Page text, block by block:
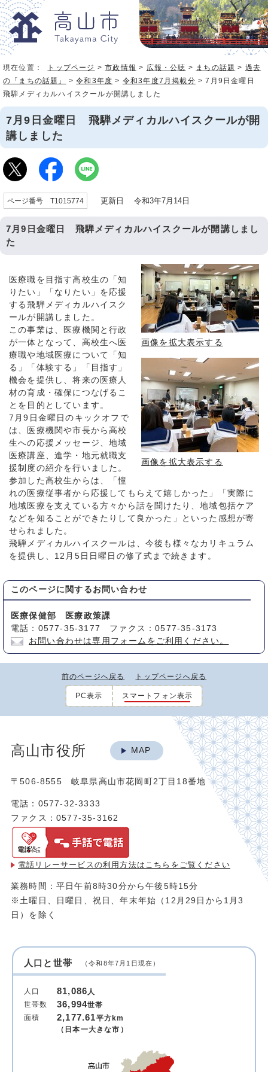
現在位置： トップページ >市政情報 > 広報・公聴 > まちの話題 > 過去
の「まちの話題」
>令和3年度 > 令和3年度7月掲載分 > 7月9日金曜日
飛騨メディカルハイスクールが開講しました
7月9日金曜日 飛騨メディカルハイスクールが開
講しました
ページ番号 T1015774 更新日 令和3年7月14日
7月9日金曜日 飛騨メディカルハイスクールが開講しまし
た
画像を拡大表示する
画像を拡大表示する
医療職を目指す高校生の「知
りたい」「なりたい」を応援
する飛騨メディカルハイスク
ールが開講しました。
この事業は、医療機関と行政
が一体となって、高校生へ医
療職や地域医療について「知
る」「体験する」「目指す」
機会を提供し、将来の医療人
材の育成・確保につなげるこ
とを目的としています。
7月9日金曜日のキックオフで
は、医療機関や市長から高校
生への応援メッセージ、地域
医療講座、進学・地元就職支
援制度の紹介を行いました。
参加した高校生からは、「憧
れの医療従事者から応援してもらえて嬉しかった」「実際に
地域医療を支えている方々から話を聞けたり、地域包括ケア
などを知ることができたりして良かった」といった感想が寄
せられました。
飛騨メディカルハイスクールは、今後も様々なカリキュラム
を提供し、12月5日日曜日の修了式まで続きます。
このページに関する お問い合わせ
医療保健部 医療政策課
電話：0577-35-3177 ファクス：0577-35-3173
お問い合わせは専用フォームをご利用ください。
前のページへ戻る トップページへ戻る
PC表示 スマートフォン表示
高山市役所 MAP
〒506-8555 岐阜県高山市花岡町2丁目18番地
電話：0577-32-3333
ファクス：0577-35-3162
電話リレーサービスの利用方法は こちらをご覧ください
業務時間：平日午前8時30分から午後5時15分
※土曜日、日曜日、祝日、年末年始（12月29日から1月3
日）を除く
人口と世帯 （令和8年7月1日現在）
人口 81,086人
世帯数
36,994世帯
面積
2,177.61平方km
（日本一大きな市）